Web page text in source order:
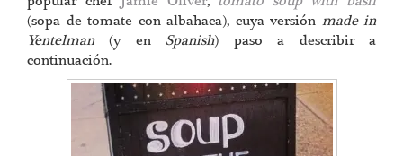
(sopa de tomate con albahaca), cuya versión made in
Yentelman(y enSpanish) paso a describir a
continuación.